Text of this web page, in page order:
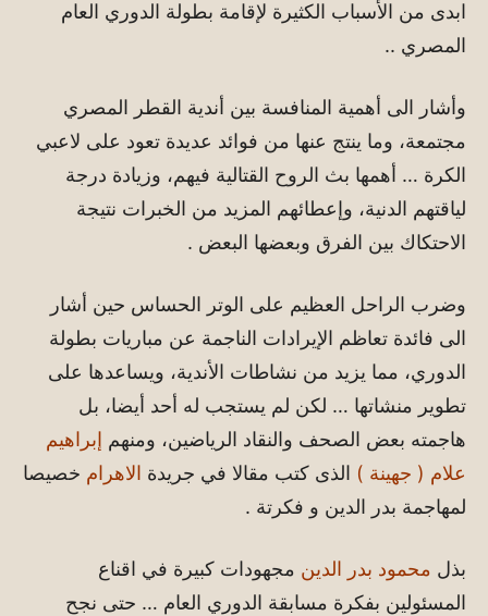
ابدى من الأسباب الكثيرة لإقامة بطولة الدوري العام
المصري ..
وأشار الى أهمية المنافسة بين أندية القطر المصري
مجتمعة، وما ينتج عنها من فوائد عديدة تعود على لاعبي
الكرة … أهمها بث الروح القتالية فيهم، وزيادة درجة
لياقتهم الدنية، وإعطائهم المزيد من الخبرات نتيجة
الاحتكاك بين الفرق وبعضها البعض .
وضرب الراحل العظيم على الوتر الحساس حين أشار
الى فائدة تعاظم الإيرادات الناجمة عن مباريات بطولة
الدوري، مما يزيد من نشاطات الأندية، ويساعدها على
تطوير منشاتها … لكن لم يستجب له أحد أيضا، بل
هاجمته بعض الصحف والنقاد الرياضين، ومنهم إبراهيم
علام ( جهينة ) الذى كتب مقالا في جريدة الاهرام خصيصا
لمهاجمة بدر الدين و فكرتة .
بذل محمود بدر الدين مجهودات كبيرة في اقناع
المسئولين بفكرة مسابقة الدوري العام … حتى نجح